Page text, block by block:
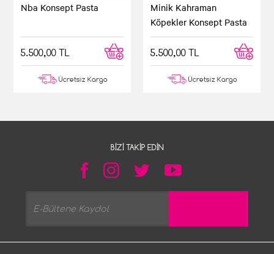
Nba Konsept Pasta
5.500,00 TL
Ücretsiz Kargo
Minik Kahraman
Köpekler Konsept Pasta
5.500,00 TL
Ücretsiz Kargo
BIZI TAKIP EDIN